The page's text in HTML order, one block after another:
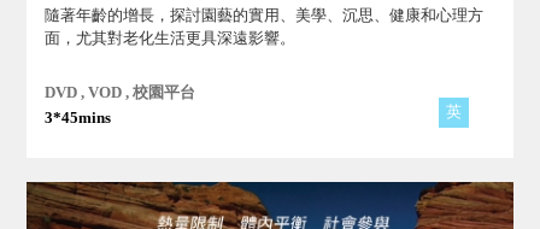
隨著年齡的增長，探討園藝的實用、美學、沉思、健康和心理方
面，尤其對老化生活更具深遠影響。
DVD , VOD , 校園平台
3*45mins
英